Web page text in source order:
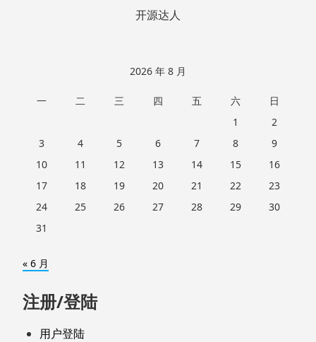
开源达人
2026 年 8 月
一 二 三 四 五 六
日
1
2
3
4 5 6 7 8
9
10
11 12 13 14 15
16
17
18 19 20 21 22
23
24
25 26 27 28 29
30
31
« 6 月
注册/登陆
用户登陆